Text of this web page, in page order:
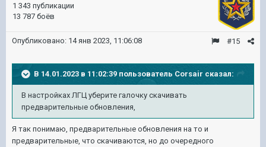
1 343 публикации
13 787 боёв
#15
Опубликовано: 14 янв 2023, 11:06:08
В 14.01.2023 в 11:02:39 пользователь Corsair сказал:
В настройках ЛГЦ уберите галочку скачивать
предварительные обновления,
Я так понимаю, предварительные обновления на то и
предварительные, что скачиваются, но до очередного